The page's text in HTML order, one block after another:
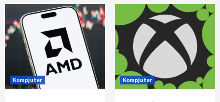
Kompjuter Kompjuter